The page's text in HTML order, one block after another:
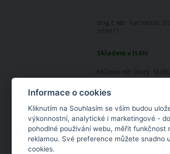
Skladem v Itálii
Můžete mít: Úterý
2 069,31 Kč
Orig.č. ND: Fiat 598350,
5109917
Podívejte se na
Informace o cookies
Kliknutím na Souhlasím se vším budou
výkonnostní, analytické i marketingové -
pohodlné používání webu, měřit funkčnost
reklamou. Své preference můžete snadno
cookies.